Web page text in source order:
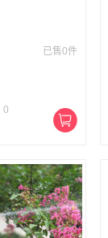
已售0件
0